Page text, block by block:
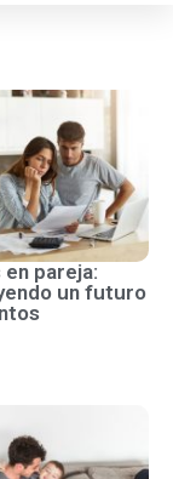
en pareja:
un futuro